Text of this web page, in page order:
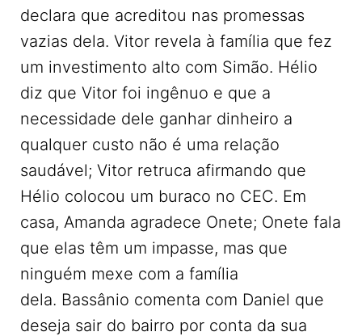
declara que acreditou nas promessas
vazias dela. Vitor revela à família que fez
um investimento alto com Simão. Hélio
diz que Vitor foi ingênuo e que a
necessidade dele ganhar dinheiro a
qualquer custo não é uma relação
saudável; Vitor retruca afirmando que
Hélio colocou um buraco no CEC. Em
casa, Amanda agradece Onete; Onete fala
que elas têm um impasse, mas que
ninguém mexe com a família
dela. Bassânio comenta com Daniel que
deseja sair do bairro por conta da sua